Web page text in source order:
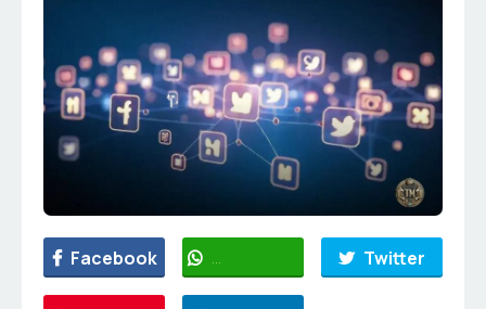
Facebook WhatsApp Twitter